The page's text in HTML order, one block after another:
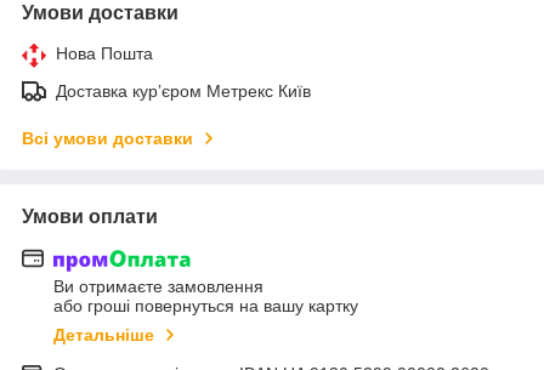
Умови доставки
Нова Пошта
Доставка курʼєром Метрекс Київ
Всі умови доставки
Умови оплати
Ви отримаєте замовлення
або гроші повернуться на вашу картку
Детальніше